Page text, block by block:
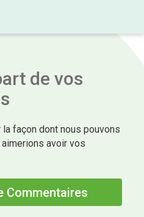
de vos
façon dont nous pouvons
avoir vos
Commentaires